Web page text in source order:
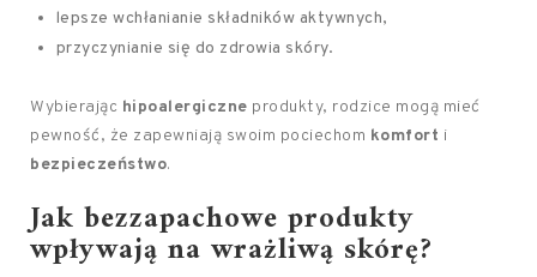
lepsze wchłanianie składników aktywnych,
przyczynianie się do zdrowia skóry.
Wybierając hipoalergiczne produkty, rodzice mogą mieć
pewność, że zapewniają swoim pociechom komfort i
bezpieczeństwo.
Jak bezzapachowe produkty
wpływają na wrażliwą skórę?